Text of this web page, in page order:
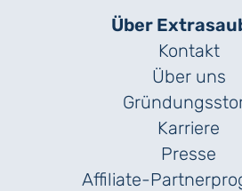
Über
Kontakt
Über uns
Karriere
Presse
Affiliate-